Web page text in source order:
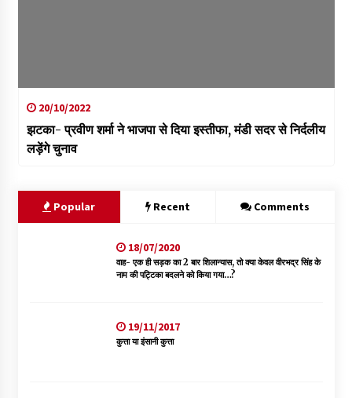
20/10/2022
झटका- प्रवीण शर्मा ने भाजपा से दिया इस्तीफा, मंडी सदर से निर्दलीय
लड़ेंगे चुनाव
Popular Recent Comments
18/07/2020
वाह- एक ही सड़क का 2 बार शिलान्यास, तो क्या केवल वीरभद्र सिंह के
नाम की पट्टिका बदलने को किया गया…?
19/11/2017
कुत्ता या इंसानी कुत्ता